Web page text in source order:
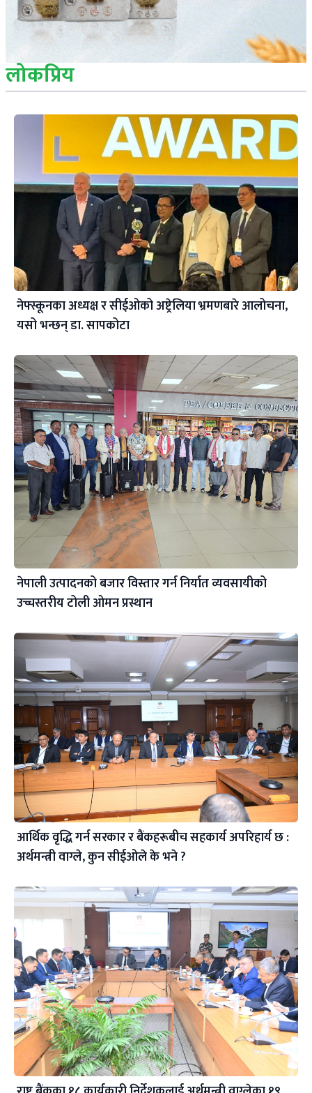
लोकप्रिय
नेफ्स्कूनका अध्यक्ष र सीईओको अष्ट्रेलिया भ्रमणबारे आलोचना,
यसो भन्छन् डा‍. सापकोटा
नेपाली उत्पादनको बजार विस्तार गर्न निर्यात व्यवसायीको
उच्चस्तरीय टोली ओमन प्रस्थान
आर्थिक वृद्धि गर्न सरकार र बैंकहरूबीच सहकार्य अपरिहार्य छ :
अर्थमन्त्री वाग्ले, कुन सीईओले के भने ?